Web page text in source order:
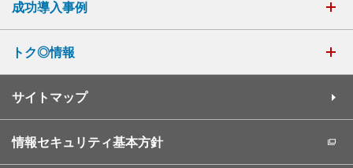
成功導入事例
トク◎情報
サイトマップ
情報セキュリティ基本方針